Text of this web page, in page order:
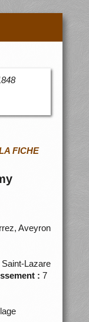
FICHE
Aveyron
Lazare
: 7